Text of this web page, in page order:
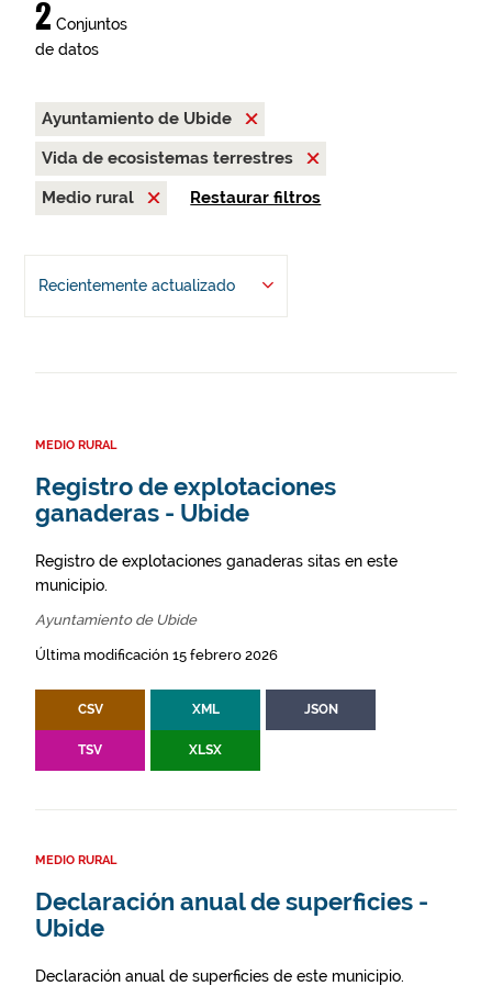
2 Conjuntos
de datos
Ayuntamiento de Ubide
Vida de ecosistemas terrestres
Medio rural
Restaurar filtros
Recientemente actualizado
MEDIO RURAL
Registro de explotaciones
ganaderas - Ubide
Registro de explotaciones ganaderas sitas en este
municipio.
Ayuntamiento de Ubide
Última modificación 15 febrero 2026
CSV XML JSON
TSV XLSX
MEDIO RURAL
Declaración anual de superficies -
Ubide
Declaración anual de superficies de este municipio.